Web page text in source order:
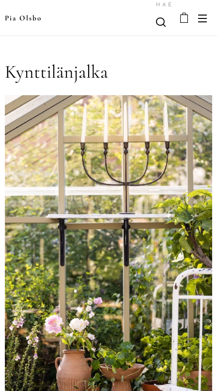
Pia Olsbo
HAE
Kynttilänjalka